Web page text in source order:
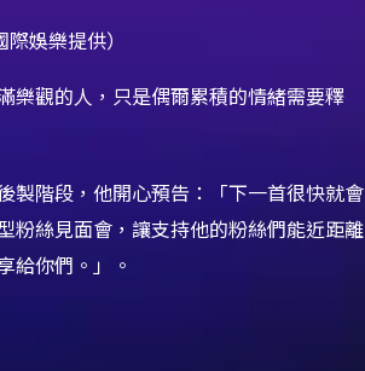
娛樂提供）
樂觀的人，只是偶爾累積的情緒需要釋
製階段，他開心預告：「下一首很快就會
粉絲見面會，讓支持他的粉絲們能近距離
給你們。」。